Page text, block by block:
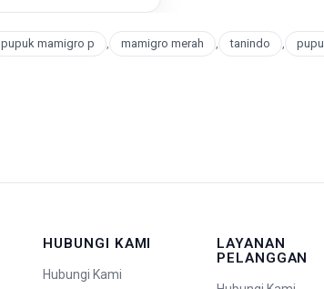
pupuk mamigro p , mamigro merah , tanindo ,
HUBUNGI KAMI
Hubungi Kami
LAYANAN
PELANGGAN